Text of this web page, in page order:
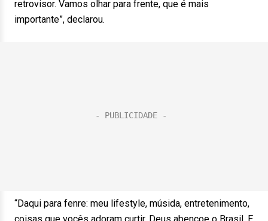
retrovisor. Vamos olhar para frente, que é mais
importante”, declarou.
“Daqui para fenre: meu lifestyle, músida, entretenimento,